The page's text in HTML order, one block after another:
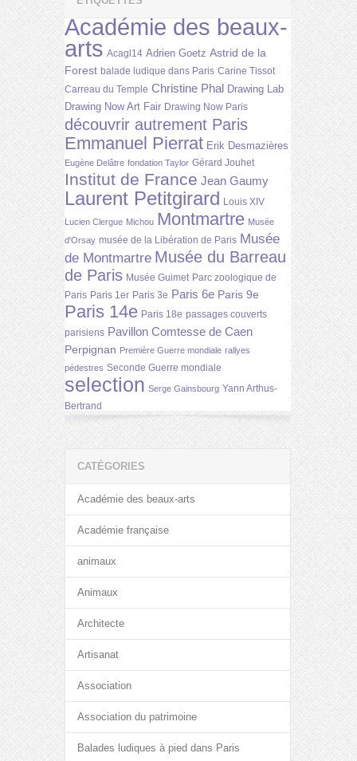
Académie des beaux-
arts Acagl14 Adrien Goetz Astrid de la
Forest balade ludique dans Paris Carine Tissot
Carreau du Temple Christine Phal Drawing Lab
Drawing Now Art Fair Drawing Now Paris
découvrir autrement Paris
Emmanuel Pierrat Erik Desmazières
Eugène Delâtre fondation Taylor Gérard Jouhet
Institut de France Jean Gaumy
Laurent Petitgirard Louis XIV
Lucien Clergue Michou Montmartre Musée
d'Orsay musée de la Libération de Paris Musée
de Montmartre Musée du Barreau
de Paris Musée Guimet Parc zoologique de
Paris Paris 1er Paris 3e Paris 6e Paris 9e
Paris 14e Paris 18e passages couverts
parisiens Pavillon Comtesse de Caen
Perpignan Première Guerre mondiale rallyes
pédestres Seconde Guerre mondiale
selection Serge Gainsbourg Yann Arthus-
Bertrand
CATÉGORIES
Académie des beaux-arts
Académie française
animaux
Animaux
Architecte
Artisanat
Association
Association du patrimoine
Balades ludiques à pied dans Paris